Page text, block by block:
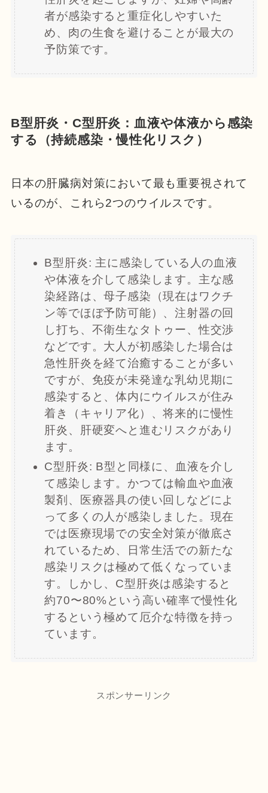
者が感染すると重症化しやすいた
め、肉の生食を避けることが最大の
予防策です。
B型肝炎・C型肝炎：血液や体液から感染
する（持続感染・慢性化リスク）
日本の肝臓病対策において最も重要視されて
いるのが、これら2つのウイルスです。
B型肝炎: 主に感染している人の血液
や体液を介して感染します。主な感
染経路は、母子感染（現在はワクチ
ン等でほぼ予防可能）、注射器の回
し打ち、不衛生なタトゥー、性交渉
などです。大人が初感染した場合は
急性肝炎を経て治癒することが多い
ですが、免疫が未発達な乳幼児期に
感染すると、体内にウイルスが住み
着き（キャリア化）、将来的に慢性
肝炎、肝硬変へと進むリスクがあり
ます。
C型肝炎: B型と同様に、血液を介し
て感染します。かつては輸血や血液
製剤、医療器具の使い回しなどによ
って多くの人が感染しました。現在
では医療現場での安全対策が徹底さ
れているため、日常生活での新たな
感染リスクは極めて低くなっていま
す。しかし、C型肝炎は感染すると
約70〜80%という高い確率で慢性化
するという極めて厄介な特徴を持っ
ています。
スポンサーリンク